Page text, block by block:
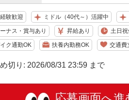
験歓迎 ミドル（40代～）活躍中
ナス・賞与あり 昇給あり 土日
ク通勤OK 扶養内勤務OK 交通費
切り: 2026/08/31 23:59 まで